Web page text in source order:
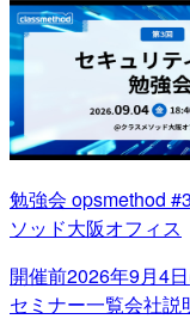
勉強会 opsmethod
ソッド大阪オフィス
開催前2026年9月4
セミナー一覧会社説